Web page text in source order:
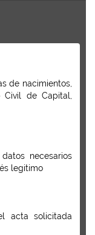
de nacimientos,
Civil de Capital,
necesarios
legitimo
acta solicitada